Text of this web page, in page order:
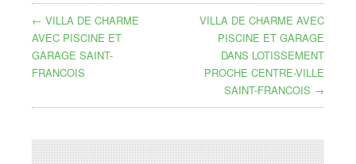
← VILLA DE CHARME
AVEC PISCINE ET
GARAGE SAINT-
FRANCOIS
VILLA DE CHARME AVEC
PISCINE ET GARAGE
DANS LOTISSEMENT
PROCHE CENTRE-VILLE
SAINT-FRANCOIS →